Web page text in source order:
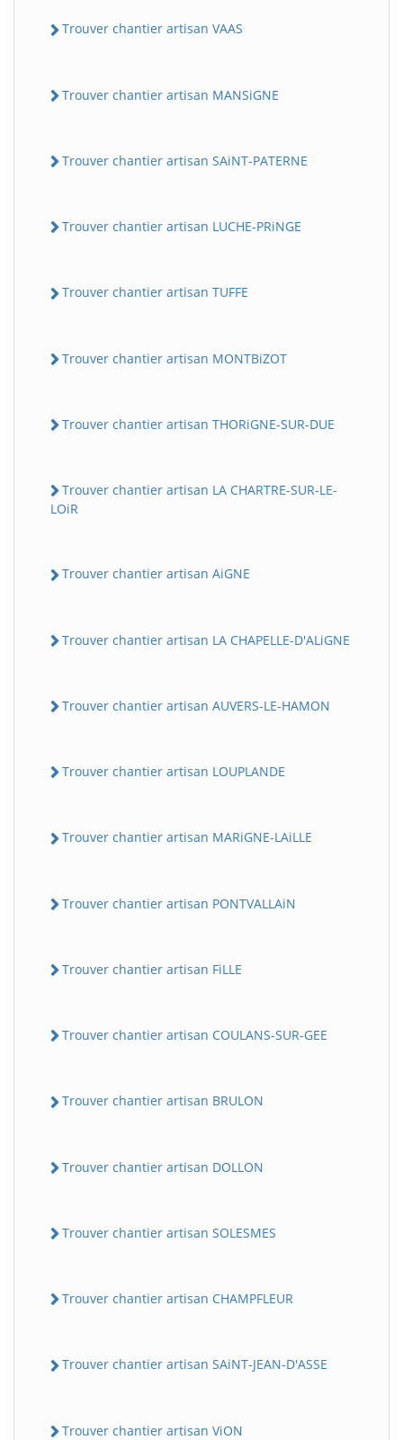
Trouver chantier artisan VAAS
Trouver chantier artisan MANSiGNE
Trouver chantier artisan SAiNT-PATERNE
Trouver chantier artisan LUCHE-PRiNGE
Trouver chantier artisan TUFFE
Trouver chantier artisan MONTBiZOT
Trouver chantier artisan THORiGNE-SUR-DUE
Trouver chantier artisan LA CHARTRE-SUR-LE-
LOiR
Trouver chantier artisan AiGNE
Trouver chantier artisan LA CHAPELLE-D'ALiGNE
Trouver chantier artisan AUVERS-LE-HAMON
Trouver chantier artisan LOUPLANDE
Trouver chantier artisan MARiGNE-LAiLLE
Trouver chantier artisan PONTVALLAiN
Trouver chantier artisan FiLLE
Trouver chantier artisan COULANS-SUR-GEE
Trouver chantier artisan BRULON
Trouver chantier artisan DOLLON
Trouver chantier artisan SOLESMES
Trouver chantier artisan CHAMPFLEUR
Trouver chantier artisan SAiNT-JEAN-D'ASSE
Trouver chantier artisan ViON